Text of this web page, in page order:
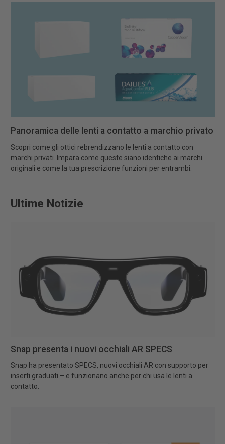
Panoramica delle lenti a contatto a marchio privato
Scopri come gli ottici rebrendizzano le lenti a contatto con
marchi privati. Impara come queste siano identiche ai marchi
originali e come la tua prescrizione funzioni per entrambi.
Ultime Notizie
Snap presenta i nuovi occhiali AR SPECS
Snap ha presentato SPECS, nuovi occhiali AR con supporto per
inserti graduati – e funzionano anche per chi usa le lenti a
contatto.